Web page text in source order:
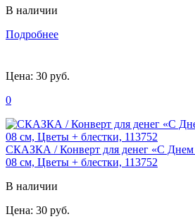
В наличии
Подробнее
Цена: 30 руб.
0
СКАЗКА / Конверт для денег «С Днем
08 см, Цветы + блестки, 113752
В наличии
Цена: 30 руб.